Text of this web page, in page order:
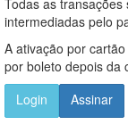
intermediadas pelo
A ativação por
por boleto depois da
Login
Assinar